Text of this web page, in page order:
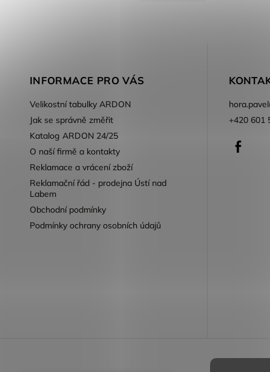
INFORMACE PRO VÁS
Velikostní tabulky ARDON
Jak se správně změřit
Katalog ARDON 24/25
O naší firmě a kontakty
Reklamace a vrácení zboží
Reklamační řád - prodejna Ústí nad
Labem
Obchodní podmínky
Podmínky ochrany osobních údajů
hora.pavel
+420 601